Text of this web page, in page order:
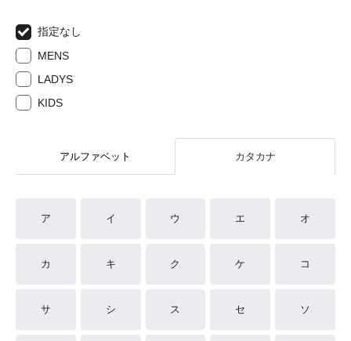
指定なし
MENS
LADYS
KIDS
アルファベット カタカナ
ア イ ウ エ オ
カ キ ク ケ コ
サ シ ス セ ソ